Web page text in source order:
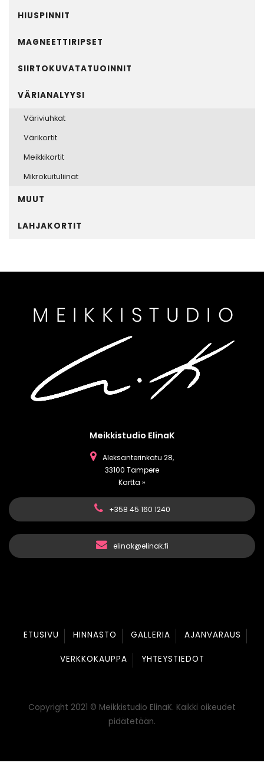
HIUSPINNIT
MAGNEETTIRIPSET
SIIRTOKUVATATUOINNIT
VÄRIANALYYSI
Väriviuhkat
Värikortit
Meikkikortit
Mikrokuituliinat
MUUT
LAHJAKORTIT
Meikkistudio ElinaK
Aleksanterinkatu 28,
33100 Tampere
Kartta »
+358 45 160 1240
elinak@elinak.fi
ETUSIVU HINNASTO GALLERIA AJANVARAUS
VERKKOKAUPPA YHTEYSTIEDOT
Copyright 2021 © Meikkistudio ElinaK. Kaikki oikeudet
pidätetään.